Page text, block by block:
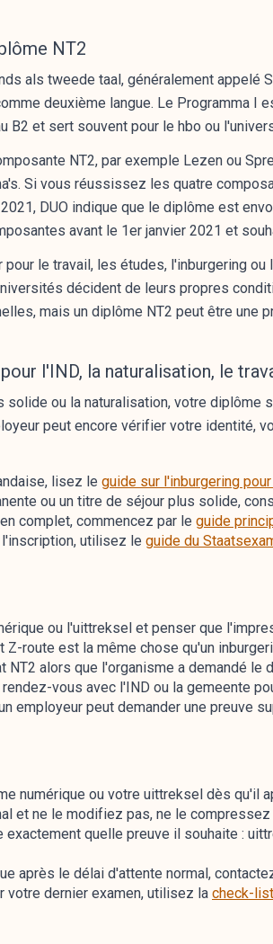
NT2
als tweede taal, généralement appelé
deuxième langue. Le Programma I
B2 et sert souvent pour le hbo ou
NT2, par exemple Lezen ou
Si vous réussissez les quatre
DUO indique que le diplôme est
avant le 1er janvier 2021 et
le travail, les études, l'inburgering
décident de leurs propres
mais un diplôme NT2 peut être une
l'IND, la naturalisation, le
solide ou la naturalisation, votre diplôme
peut encore vérifier votre identité,
lisez le guide sur l'inburgering
ou un titre de séjour plus solide,
complet, commencez par le guide
utilisez le guide du
ou l'uittreksel et penser que
Z-route est la même chose qu'un
NT2 alors que l'organisme a demandé le
vous avec l'IND ou la gemeente
employeur peut demander une preuve
numérique ou votre uittreksel dès qu'il
et ne le modifiez pas, ne le
exactement quelle preuve il souhaite :
après le délai d'attente normal,
votre dernier examen, utilisez la check-